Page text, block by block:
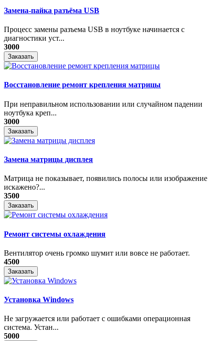
Замена-пайка разъёма USB
Процесс замены разъема USB в ноутбуке начинается с
диагностики уст...
3000
Заказать
Восстановление ремонт крепления матрицы
При неправильном использовании или случайном падении
ноутбука креп...
3000
Заказать
Замена матрицы дисплея
Матрица не показывает, появились полосы или изображение
искажено?...
3500
Заказать
Ремонт системы охлаждения
Вентилятор очень громко шумит или вовсе не работает.
4500
Заказать
Установка Windows
Не загружается или работает с ошибками операционная
система. Устан...
5000